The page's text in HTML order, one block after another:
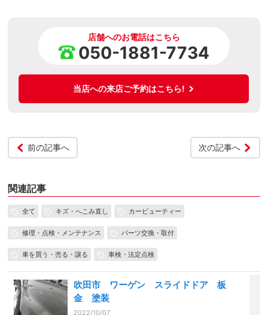
店舗へのお電話はこちら
050-1881-7734
当店への来店ご予約はこちら!
前の記事へ 次の記事へ
関連記事
全て キズ・へこみ直し カービューティー
修理・点検・メンテナンス パーツ交換・取付
車を買う・売る・譲る 車検・法定点検
吹田市 ワーゲン スライドドア 板
金 塗装
2022/10/07